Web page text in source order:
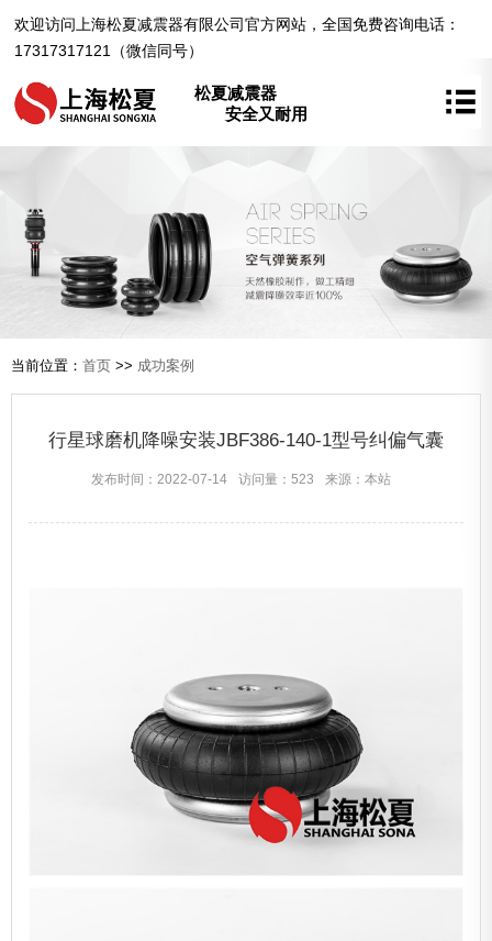
欢迎访问上海松夏减震器有限公司官方网站，全国免费咨询电话：
17317317121（微信同号）
松夏减震器
安全又耐用
当前位置： 首页 >> 成功案例
行星球磨机降噪安装JBF386-140-1型号纠偏气囊
发布时间：2022-07-14 访问量：523 来源：本站